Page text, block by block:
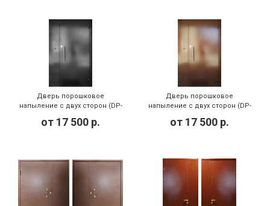
Дверь порошковое
напыление с двух сторон (DP-
от 17 500 р.
Дверь порошковое
напыление с двух сторон (DP-
от 17 500 р.